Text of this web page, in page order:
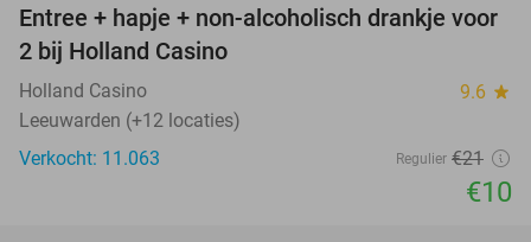
52%
Entree + hapje + non-alcoholisch drankje voor
2 bij Holland Casino
Holland Casino 9.6 star
Leeuwarden (+12 locaties)
Verkocht: 11.063
Regulier €21
€10